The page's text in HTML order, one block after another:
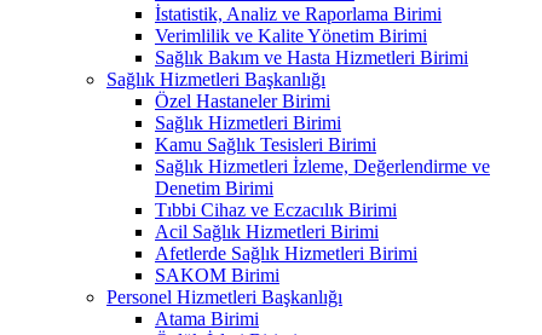
İstatistik, Analiz ve Raporlama Birimi
Verimlilik ve Kalite Yönetim Birimi
Sağlık Bakım ve Hasta Hizmetleri Birimi
Sağlık Hizmetleri Başkanlığı
Özel Hastaneler Birimi
Sağlık Hizmetleri Birimi
Kamu Sağlık Tesisleri Birimi
Sağlık Hizmetleri İzleme, Değerlendirme ve
Denetim Birimi
Tıbbi Cihaz ve Eczacılık Birimi
Acil Sağlık Hizmetleri Birimi
Afetlerde Sağlık Hizmetleri Birimi
SAKOM Birimi
Personel Hizmetleri Başkanlığı
Atama Birimi